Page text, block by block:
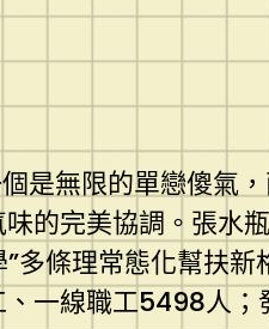
是無限的單戀傻氣
的完美協調。張水
多條理常態化幫扶新
一線職工5498人；